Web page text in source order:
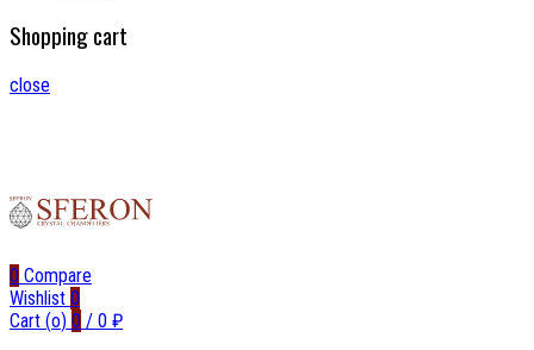
Shopping cart
close
0 Compare
Wishlist 0
Cart (o) 0 / 0 ₽